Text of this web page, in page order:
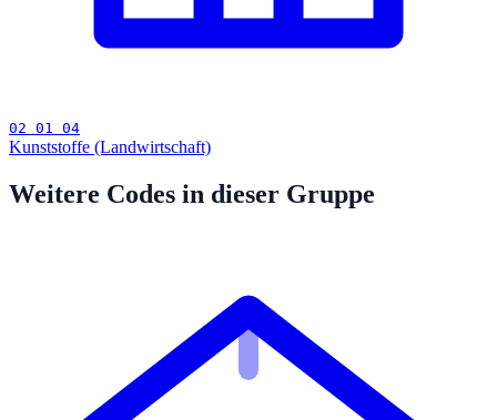
02 01 04
Kunststoffe (Landwirtschaft)
Weitere Codes in dieser Gruppe